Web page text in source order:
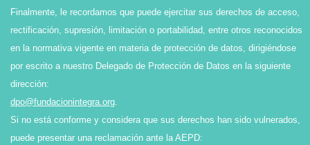
Finalmente, le recordamos que puede ejercitar sus derechos de acceso,
rectificación, supresión, limitación o portabilidad, entre otros reconocidos
en la normativa vigente en materia de protección de datos, dirigiéndose
por escrito a nuestro Delegado de Protección de Datos en la siguiente
dirección:
dpo@fundacionintegra.org
Si no está conforme y considera que sus derechos han sido vulnerados,
puede presentar una reclamación ante la AEPD: